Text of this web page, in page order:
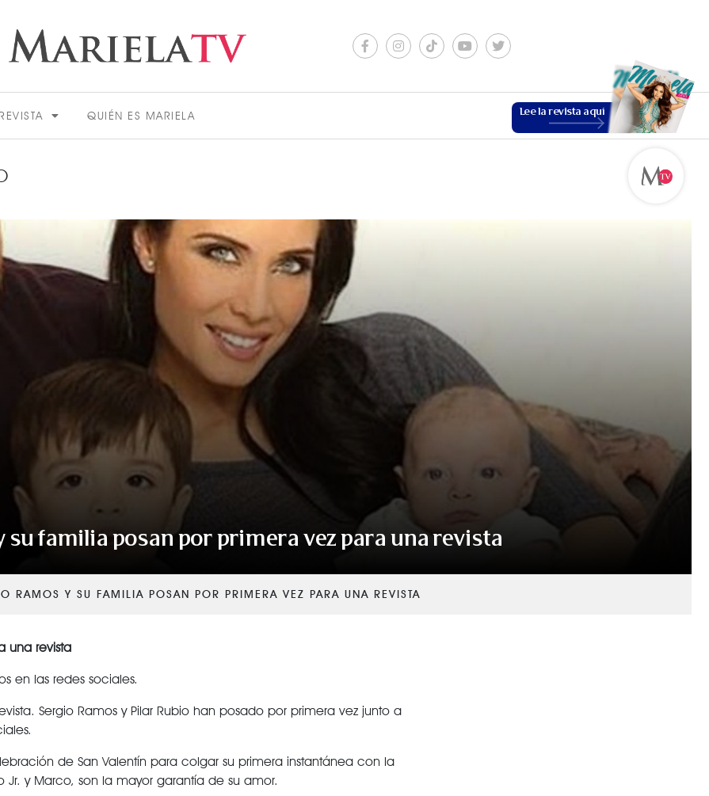
QUIÉN ES MARIELA Lee la revista aquí
ACTUALIDAD
VER MÁS
VER TODAS LAS CATEGORÍAS
su familia posan por primera vez para una revista
RAMOS Y SU FAMILIA POSAN POR PRIMERA VEZ PARA UNA REVISTA
una revista
en las redes sociales.
Sergio Ramos y Pilar Rubio han posado por primera vez junto a
de San Valentín para colgar su primera instantánea con la
y Marco, son la mayor garantía de su amor.